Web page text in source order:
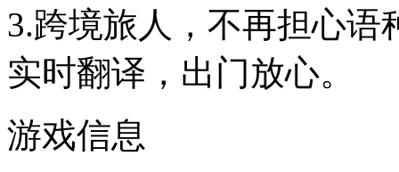
3.跨境旅人，不再担心
实时翻译，出门放心。
游戏信息